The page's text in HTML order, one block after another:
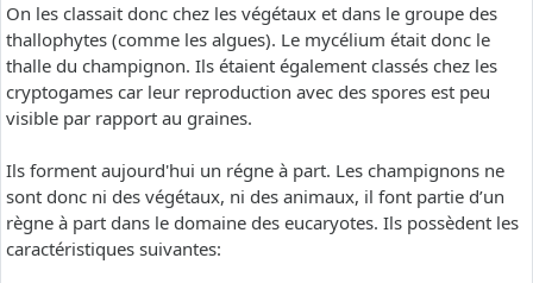
On les classait donc chez les végétaux et dans le groupe des
thallophytes (comme les algues). Le mycélium était donc le
thalle du champignon. Ils étaient également classés chez les
cryptogames car leur reproduction avec des spores est peu
visible par rapport au graines.
Ils forment aujourd'hui un régne à part. Les champignons ne
sont donc ni des végétaux, ni des animaux, il font partie d’un
règne à part dans le domaine des eucaryotes. Ils possèdent les
caractéristiques suivantes: